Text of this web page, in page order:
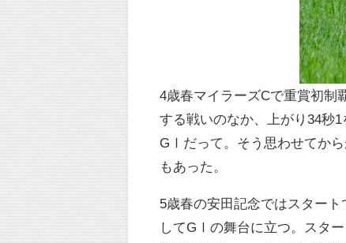
4歳春マイラーズCで重賞初制
する戦いのなか、上がり34秒
GⅠだって。そう思わせてから
もあった。
5歳春の安田記念ではスター
してGⅠの舞台に立つ。スタ